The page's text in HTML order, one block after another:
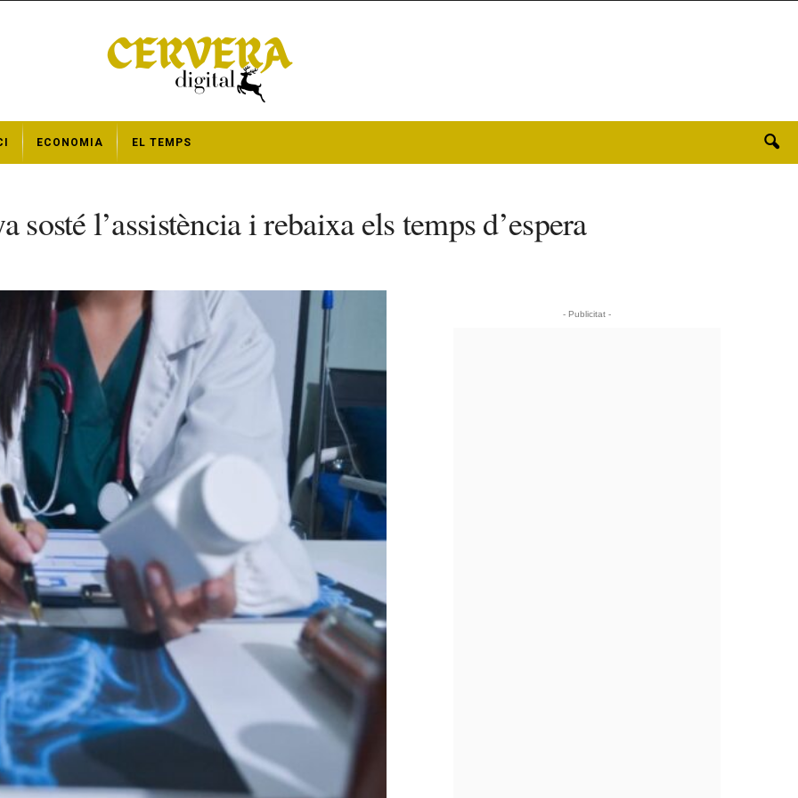
ECONOMIA EL TEMPS
l’assistència i rebaixa els temps d’espera
- Publicitat -